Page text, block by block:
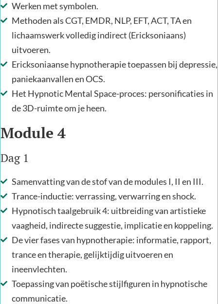
Werken met symbolen.
Methoden als CGT, EMDR, NLP, EFT, ACT, TA en
lichaamswerk volledig indirect (Ericksoniaans)
uitvoeren.
Ericksoniaanse hypnotherapie toepassen bij depressie,
paniekaanvallen en OCS.
Het Hypnotic Mental Space-proces: personificaties in
de 3D-ruimte om je heen.
Module 4
Dag 1
Samenvatting van de stof van de modules I, II en III.
Trance-inductie: verrassing, verwarring en shock.
Hypnotisch taalgebruik 4: uitbreiding van artistieke
vaagheid, indirecte suggestie, implicatie en koppeling.
De vier fases van hypnotherapie: informatie, rapport,
trance en therapie, gelijktijdig uitvoeren en
ineenvlechten.
Toepassing van poëtische stijlfiguren in hypnotische
communicatie.